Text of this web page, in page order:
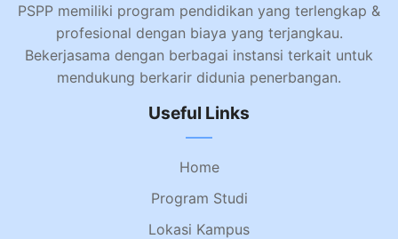
PSPP memiliki program pendidikan yang terlengkap &
profesional dengan biaya yang terjangkau.
Bekerjasama dengan berbagai instansi terkait untuk
mendukung berkarir didunia penerbangan.
Useful Links
Home
Program Studi
Lokasi Kampus